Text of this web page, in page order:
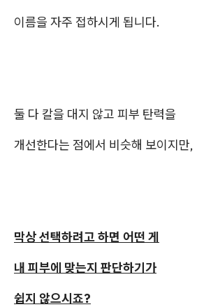
이름을 자주 접하시게 됩니다.
둘 다 칼을 대지 않고 피부 탄력을
개선한다는 점에서 비슷해 보이지만,
막상 선택하려고 하면 어떤 게
내 피부에 맞는지 판단하기가
쉽지 않으시죠?